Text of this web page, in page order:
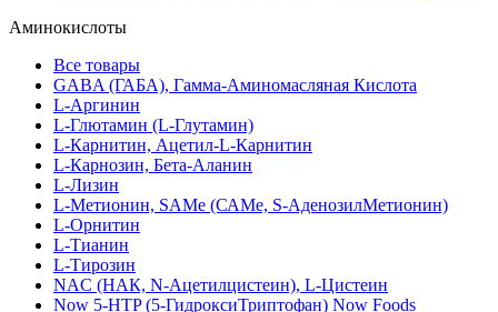
Аминокислоты
Все товары
GABA (ГАБА), Гамма-Аминомасляная Кислота
L-Аргинин
L-Глютамин (L-Глутамин)
L-Карнитин, Ацетил-L-Карнитин
L-Карнозин, Бета-Аланин
L-Лизин
L-Метионин, SAMe (САМе, S-АденозилМетионин)
L-Орнитин
L-Тианин
L-Тирозин
NAC (НАК, N-Ацетилцистеин), L-Цистеин
Now 5-HTP (5-ГидроксиТриптофан) Now Foods